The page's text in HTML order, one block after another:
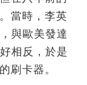
當時，李英
與歐美發達
相反，於是
刷卡器。